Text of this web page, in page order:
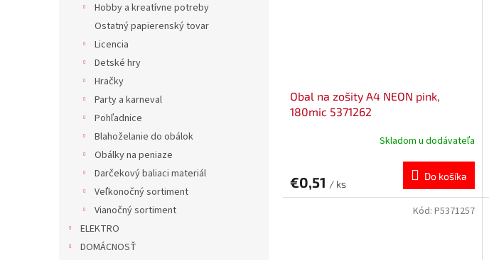
Hobby a kreatívne potreby
Ostatný papierenský tovar
Licencia
Detské hry
Hračky
Party a karneval
Pohľadnice
Blahoželanie do obálok
Obálky na peniaze
Darčekový baliaci materiál
Veľkonočný sortiment
Vianočný sortiment
ELEKTRO
DOMÁCNOSŤ
Obal na zošity A4 NEON pink,
180mic 5371262
Skladom u dodávateľa
€0,51 / ks
Do košíka
Kód: P5371257